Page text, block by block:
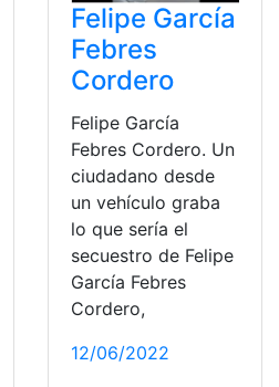
Felipe García
Febres
Cordero
Felipe García
Febres Cordero. Un
ciudadano desde
un vehículo graba
lo que sería el
secuestro de Felipe
García Febres
Cordero,
12/06/2022